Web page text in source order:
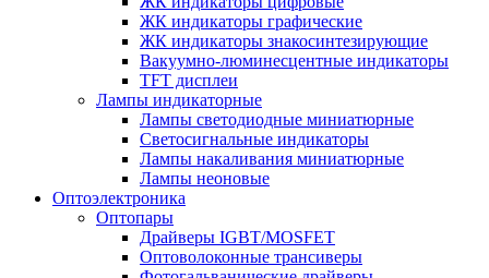
ЖК индикаторы графические
ЖК индикаторы знакосинтезирующие
Вакуумно-люминесцентные индикаторы
TFT дисплеи
Лампы индикаторные
Лампы светодиодные миниатюрные
Светосигнальные индикаторы
Лампы накаливания миниатюрные
Лампы неоновые
Оптоэлектроника
Оптопары
Драйверы IGBT/MOSFET
Оптоволоконные трансиверы